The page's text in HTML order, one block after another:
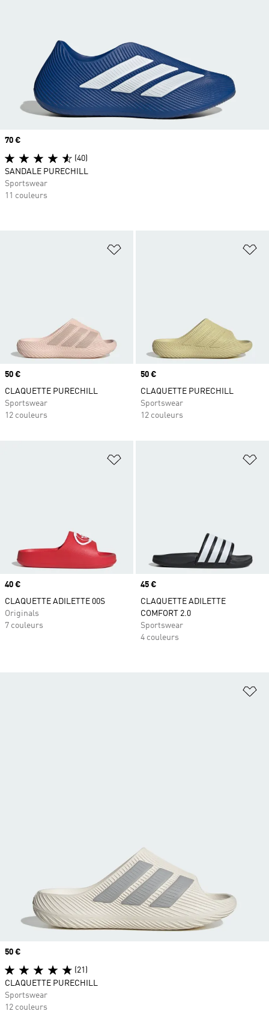
Ajouter à la Liste de produits
Prix
50 €
CLAQUETTE PURECHILL
Sportswear
12 couleurs
Prix
50 €
CLAQUETTE PURECHILL
Sportswear
12 couleurs
Ajouter à la Liste de produits
Prix
40 €
CLAQUETTE ADILETTE 00S
Originals
7 couleurs
Prix
45 €
CLAQUETTE ADILETTE
COMFORT 2.0
Sportswear
4 couleurs
Prix
70 €
(40)
SANDALE PURECHILL
Sportswear
11 couleurs
Prix
50 €
(21)
CLAQUETTE PURECHILL
Sportswear
12 couleurs